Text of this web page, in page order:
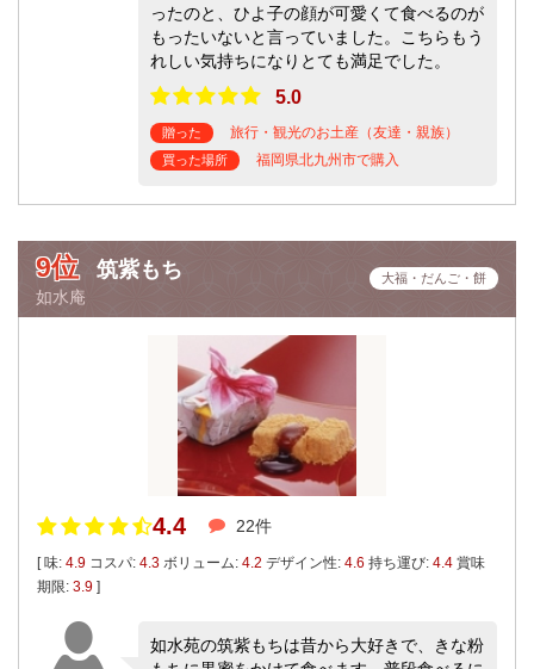
ったのと、ひよ子の顔が可愛くて食べるのが
もったいないと言っていました。こちらもう
れしい気持ちになりとても満足でした。
5.0
贈った 旅行・観光のお土産（友達・親族）
買った場所 福岡県北九州市で購入
9位 筑紫もち
如水庵
大福・だんご・餅
4.4 22件
[ 味: 4.9 コスパ: 4.3 ボリューム: 4.2 デザイン性: 4.6 持ち運び: 4.4 賞味
期限: 3.9 ]
如水苑の筑紫もちは昔から大好きで、きな粉